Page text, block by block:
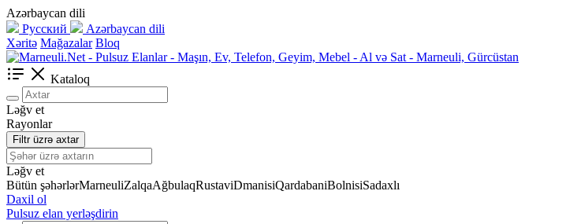
Azərbaycan dili
Русский
Azərbaycan dili
Xəritə Mağazalar Bloq
Kataloq
Ləğv et
Rayonlar
Filtr üzrə axtar
Ləğv et
Bütün şəhərlərMarneuliZalqaAğbulaqRustaviDmanisiQardabaniBolnisiSadaxlı
Daxil ol
Pulsuz elan yerləşdirin